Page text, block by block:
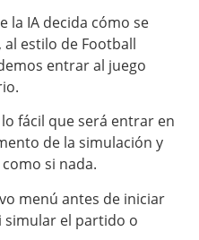
la IA decida cómo se
estilo de Football
entrar al juego
fácil que será entrar en
de la simulación y
si nada.
menú antes de iniciar
el partido o